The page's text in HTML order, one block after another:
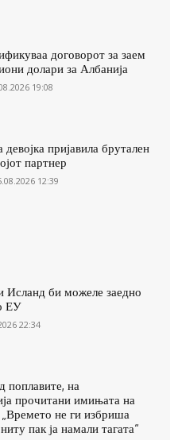
договорот за заем
долари за Албанија
19:08
пријавила брутален
партнер
12:39
Исланд би можеле заедно
ЕУ
22:34
поплавите, на
прочитани имињата на
„Времето не ги избриша
пак ја намали тагата“